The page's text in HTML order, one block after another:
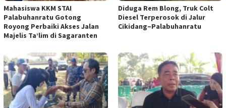
Mahasiswa KKM STAI
Palabuhanratu Gotong
Royong Perbaiki Akses Jalan
Majelis Ta’lim di Sagaranten
Diduga Rem Blong, Truk Colt
Diesel Terperosok di Jalur
Cikidang–Palabuhanratu